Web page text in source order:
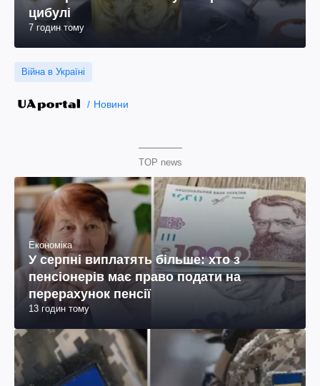
цибулі
7 годин тому
Війна в Україні
Новини
TOP news
Економіка
У серпні виплатять більше: хто з
пенсіонерів має право подати на
перерахунок пенсії
13 годин тому